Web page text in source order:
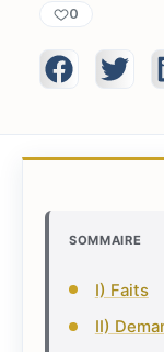
0
SOMMAIRE
I) Faits
II)